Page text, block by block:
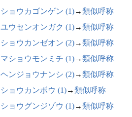
ショウカゴンゲン (1)→類似呼称
ユウセンオンガク (1)→類似呼称
ショウカンゼオン (2)→類似呼称
マショウモンミチ (1)→類似呼称
ヘンジョウナンシ (2)→類似呼称
ショウカンボウ (1)→類似呼称
ショウグンジゾウ (1)→類似呼称